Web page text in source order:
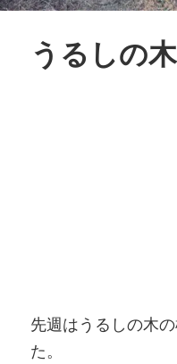
うるしの
先週はうるしの木
た。